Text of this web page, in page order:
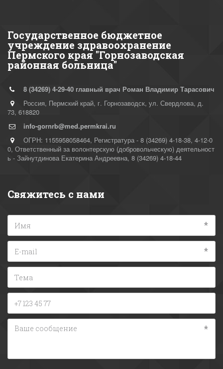
Государственное бюджетное
учреждение здравоохранение
Пермского края "Горнозаводская
районная больница"
8 (34269) 4-29-40 главный врач Роман Владимир Тарасович
Россия, Пермский край, г. Горнозаводск, ул. Свердлова, д.
73, 618820
info-gornrb@med.permkrai.ru
ОГРН: 1155958058464, Регистратура - 8 (34269) 4-18-38, 4-12-0
0, Ответственный за волонтерскую (добровольческую) деятельност
ь - Зайнутдинова Екатерина Андреевна, 8 (34269) 4-18-44
Свяжитесь с нами
*
*
*